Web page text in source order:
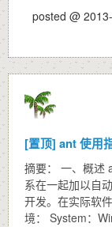
posted @
[置顶] ant 使用
摘要： 一、概述
系在一起加以自
开发。在实际软
境： System：